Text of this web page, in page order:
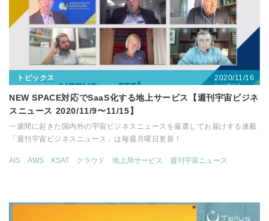
トピックス 2020/11/16
NEW SPACE対応でSaaS化する地上サービス【週刊宇宙ビジネ
スニュース 2020/11/9〜11/15】
一週間に起きた国内外の宇宙ビジネスニュースを厳選してお届けする連載
「週刊宇宙ビジネスニュース」は毎週月曜日更新！
AIS AWS KSAT クラウド 地上局サービス 週刊宇宙ニュース